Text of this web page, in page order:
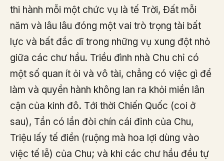
thi hành mỗi một chức vụ là tế Trời, Đất mỗi
năm và lâu lâu đóng một vai trò trọng tài bất
lực và bất đắc dĩ trong những vụ xung đột nhỏ
giữa các chư hầu. Triều đình nhà Chu chỉ có
một số quan ít ỏi và vô tài, chẳng có việc gì để
làm và quyền hành không lan ra khỏi miền lân
cận của kinh đô. Tới thời Chiến Quốc (coi ở
sau), Tần có lần đòi chín cái đỉnh của Chu,
Triệu lấy tế điền (ruộng mà hoa lợi dùng vào
việc tế lễ) của Chu; và khi các chư hầu đều tự